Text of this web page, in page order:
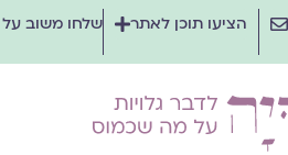
הציעו תוכן לאתר שלחו משוב